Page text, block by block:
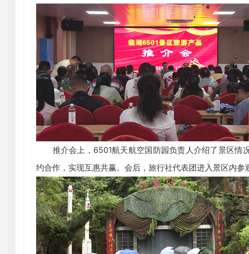
推介会上，6501航天航空国防园负责人介绍了景区情
约合作，实现互惠共赢。会后，旅行社代表团进入景区内参